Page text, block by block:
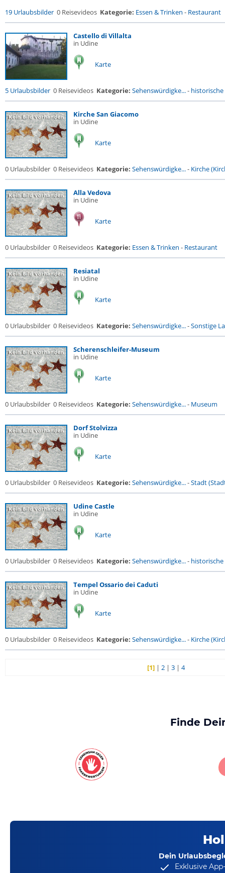
19 Urlaubsbilder 0 Reisevideos Kategorie: Essen & Trinken - Restaurant
Castello di Villalta
in Udine
Karte
5 Urlaubsbilder 0 Reisevideos Kategorie: Sehenswürdigke...- historische
Kirche San Giacomo
in Udine
Karte
0 Urlaubsbilder 0 Reisevideos Kategorie: Sehenswürdigke...- Kirche
Alla Vedova
in Udine
Karte
0 Urlaubsbilder 0 Reisevideos Kategorie: Essen & Trinken - Restaurant
Resiatal
in Udine
Karte
0 Urlaubsbilder 0 Reisevideos Kategorie: Sehenswürdigke...-Sonstige
Scherenschleifer-Museum
in Udine
Karte
0 Urlaubsbilder 0 Reisevideos Kategorie: Sehenswürdigke...- Museum
Dorf Stolvizza
in Udine
Karte
0 Urlaubsbilder 0 Reisevideos Kategorie: Sehenswürdigke...-Stadt
Udine Castle
in Udine
Karte
0 Urlaubsbilder 0 Reisevideos Kategorie: Sehenswürdigke...- historische
Tempel Ossario dei Caduti
in Udine
Karte
0 Urlaubsbilder 0 Reisevideos Kategorie: Sehenswürdigke...- Kirche
[1] |2 |3 |4
Finde
Dein
Exklusive